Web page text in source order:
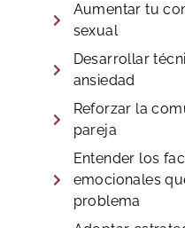
Aumentar tu
sexual
Desarrollar
ansiedad
Reforzar la
pareja
Entender los
emocionales
problema